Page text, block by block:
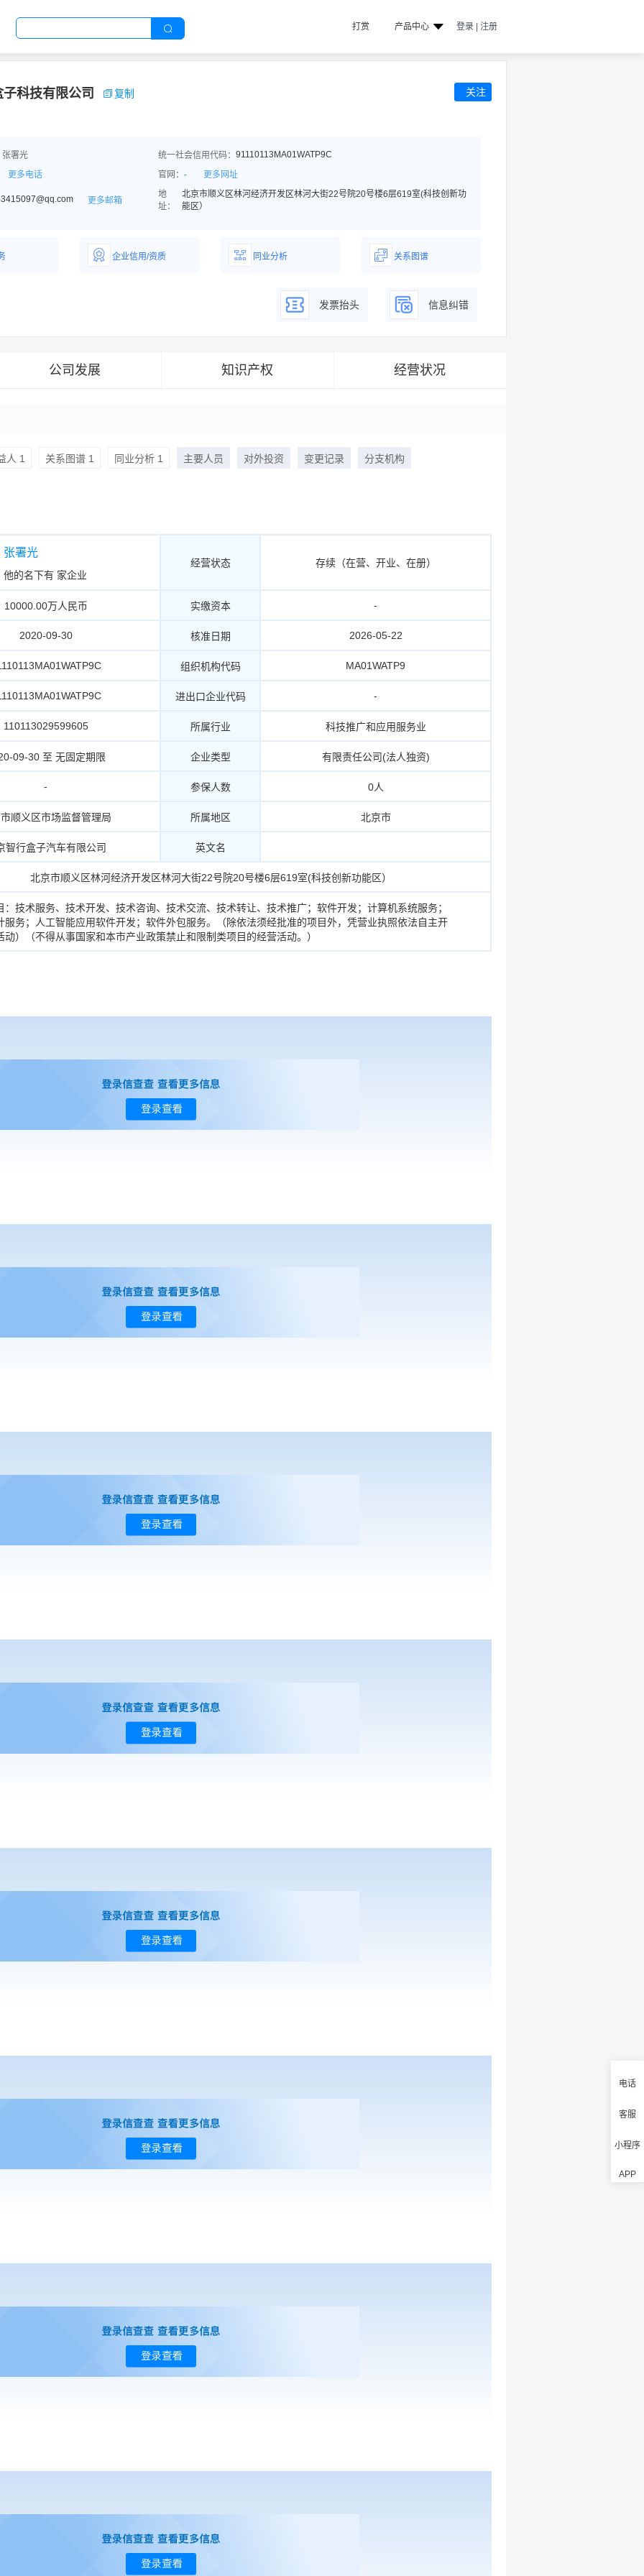
打赏 产品中心 登录 | 注册
科技有限公司 复制 关注
张署光 统一社会信用代码： 91110113MA01WATP9C
更多电话 官网： - 更多网址
更多邮箱
地
址：
北京市顺义区林河经济开发区林河大街22号院20号楼6层619室(科技创新功
能区）
企业信用/资质
同业分析
关系图谱
发票抬头 信息纠错
公司发展 知识产权 经营状况
人 1 关系图谱 1 同业分析 1 主要人员 对外投资 变更记录 分支机构
张署光
他的名下有 家企业
经营状态 存续（在营、开业、在册）
10000.00万人民币 实缴资本 -
2020-09-30 核准日期 2026-05-22
组织机构代码 MA01WATP9
进出口企业代码 -
110113029599605 所属行业 科技推广和应用服务业
09-30 至 无固定期限 企业类型 有限责任公司(法人独资)
- 参保人数 0人
顺义区市场监督管理局 所属地区 北京市
智行盒子汽车有限公司 英文名
北京市顺义区林河经济开发区林河大街22号院20号楼6层619室(科技创新功能区）
：技术服务、技术开发、技术咨询、技术交流、技术转让、技术推广；软件开发；计算机系统服务；
服务；人工智能应用软件开发；软件外包服务。（除依法须经批准的项目外，凭营业执照依法自主开
动）（不得从事国家和本市产业政策禁止和限制类项目的经营活动。）
电话
客服
小程序
APP